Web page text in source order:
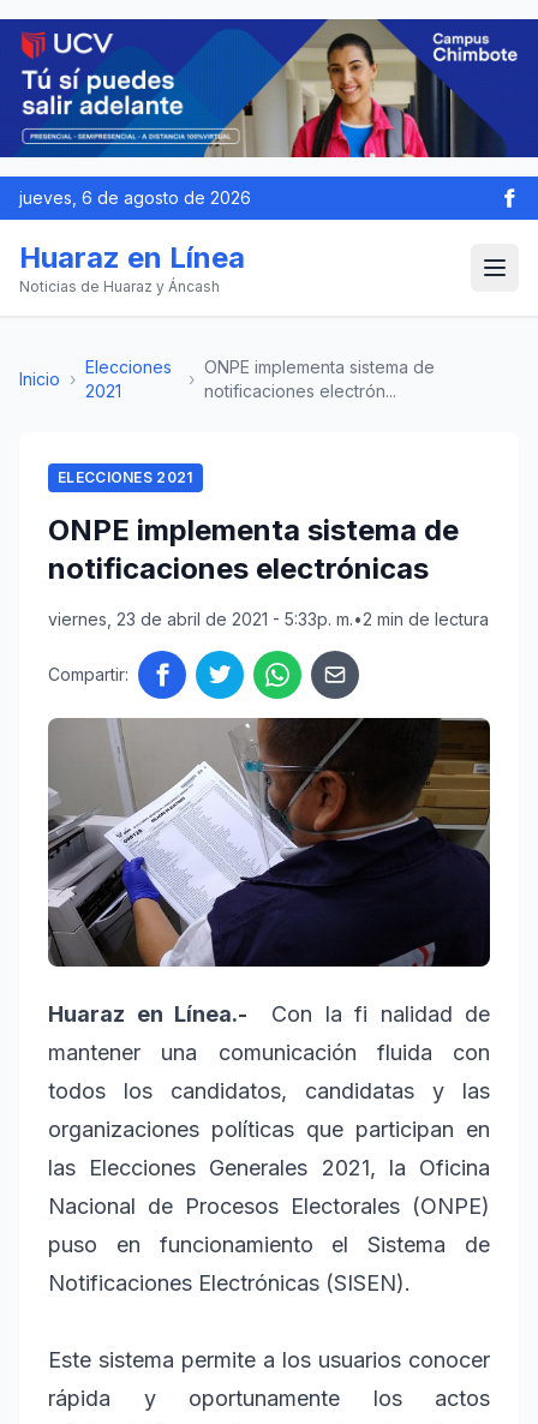
jueves, 6 de agosto de 2026
Huaraz en Línea
Noticias de Huaraz y Áncash
Inicio ›
Elecciones
2021
›
ONPE implementa sistema de
notificaciones electrón...
ELECCIONES 2021
ONPE implementa sistema de
notificaciones electrónicas
viernes, 23 de abril de 2021 - 5:33p. m.•2 min de lectura
Compartir:
Huaraz en Línea.- Con la fi
nalidad de
mantener una comunicación fluida con
todos los candidatos, candidatas y las
organizaciones políticas que participan en
las Elecciones Generales 2021, la Oficina
Nacional de Procesos Electorales (ONPE)
puso en funcionamiento el Sistema de
Notificaciones Electrónicas (SISEN).
Este sistema permite a los usuarios conocer
rápida y oportunamente los actos